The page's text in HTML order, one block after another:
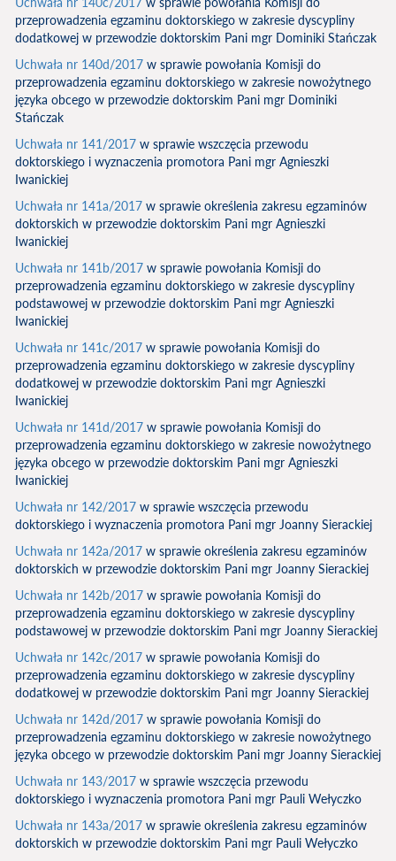
przeprowadzenia egzaminu doktorskiego w zakresie dyscypliny
dodatkowej w przewodzie doktorskim Pani mgr Dominiki Stańczak
Uchwała nr 140d/2017 w sprawie powołania Komisji do
przeprowadzenia egzaminu doktorskiego w zakresie nowożytnego
języka obcego w przewodzie doktorskim Pani mgr Dominiki
Stańczak
Uchwała nr 141/2017 w sprawie wszczęcia przewodu
doktorskiego i wyznaczenia promotora Pani mgr Agnieszki
Iwanickiej
Uchwała nr 141a/2017 w sprawie określenia zakresu egzaminów
doktorskich w przewodzie doktorskim Pani mgr Agnieszki
Iwanickiej
Uchwała nr 141b/2017 w sprawie powołania Komisji do
przeprowadzenia egzaminu doktorskiego w zakresie dyscypliny
podstawowej w przewodzie doktorskim Pani mgr Agnieszki
Iwanickiej
Uchwała nr 141c/2017 w sprawie powołania Komisji do
przeprowadzenia egzaminu doktorskiego w zakresie dyscypliny
dodatkowej w przewodzie doktorskim Pani mgr Agnieszki
Iwanickiej
Uchwała nr 141d/2017 w sprawie powołania Komisji do
przeprowadzenia egzaminu doktorskiego w zakresie nowożytnego
języka obcego w przewodzie doktorskim Pani mgr Agnieszki
Iwanickiej
Uchwała nr 142/2017 w sprawie wszczęcia przewodu
doktorskiego i wyznaczenia promotora Pani mgr Joanny Sierackiej
Uchwała nr 142a/2017 w sprawie określenia zakresu egzaminów
doktorskich w przewodzie doktorskim Pani mgr Joanny Sierackiej
Uchwała nr 142b/2017 w sprawie powołania Komisji do
przeprowadzenia egzaminu doktorskiego w zakresie dyscypliny
podstawowej w przewodzie doktorskim Pani mgr Joanny Sierackiej
Uchwała nr 142c/2017 w sprawie powołania Komisji do
przeprowadzenia egzaminu doktorskiego w zakresie dyscypliny
dodatkowej w przewodzie doktorskim Pani mgr Joanny Sierackiej
Uchwała nr 142d/2017 w sprawie powołania Komisji do
przeprowadzenia egzaminu doktorskiego w zakresie nowożytnego
języka obcego w przewodzie doktorskim Pani mgr Joanny Sierackiej
Uchwała nr 143/2017 w sprawie wszczęcia przewodu
doktorskiego i wyznaczenia promotora Pani mgr Pauli Wełyczko
Uchwała nr 143a/2017 w sprawie określenia zakresu egzaminów
doktorskich w przewodzie doktorskim Pani mgr Pauli Wełyczko